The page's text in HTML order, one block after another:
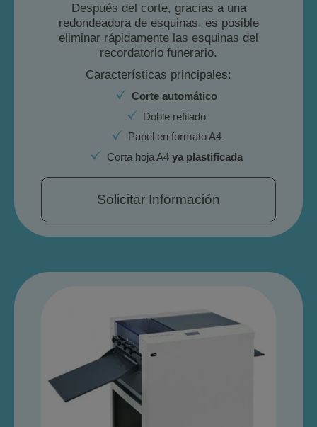
Después del corte, gracias a una
redondeadora de esquinas, es posible
eliminar rápidamente las esquinas del
recordatorio funerario.
Características principales:
Corte automático
Doble refilado
Papel en formato A4
Corta hoja A4 ya plastificada
Solicitar Información